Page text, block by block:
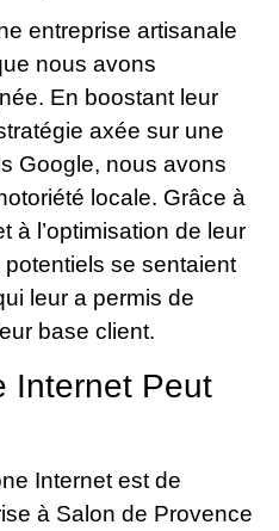
entreprise artisanale
nous avons
En boostant leur
axée sur une
Google, nous avons
locale. Grâce à
à l’optimisation de leur
se sentaient
leur a permis de
base client.
Internet Peut
Internet est de
à Salon de Provence